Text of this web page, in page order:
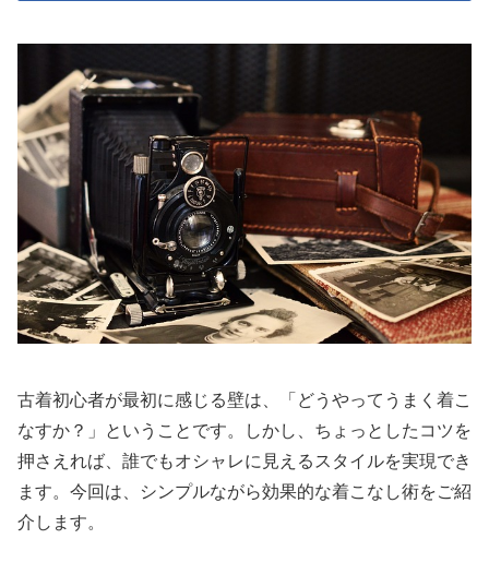
古着初心者が最初に感じる壁は、「どうやってうまく着こ
なすか？」ということです。しかし、ちょっとしたコツを
押さえれば、誰でもオシャレに見えるスタイルを実現でき
ます。今回は、シンプルながら効果的な着こなし術をご紹
介します。